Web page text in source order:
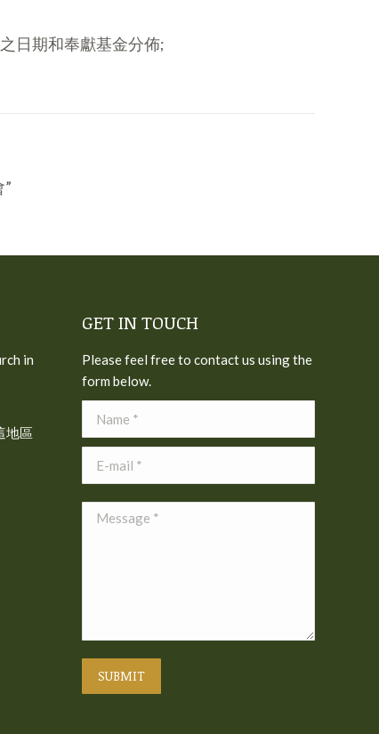
日期和奉獻基金分佈;
in
地區
GET IN TOUCH
Please feel free to contact us using the
form below.
Name *
E-mail *
Message *
SUBMIT